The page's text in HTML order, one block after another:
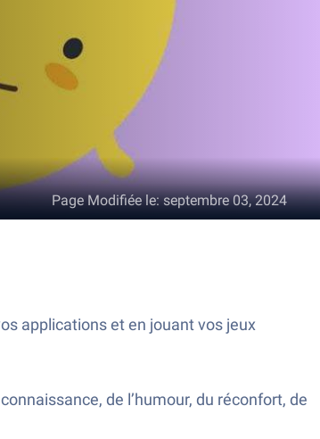
Page Modifiée le:septembre 03, 2024
applications et en jouant vos jeux
de l’humour, du réconfort, de